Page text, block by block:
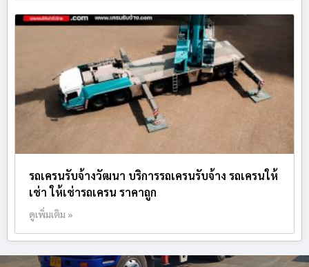
รถเครนรับจ้างวัฒนา บริการรถเครนรับจ้าง รถเครนให้
เช่า ให้เช่ารถเครน ราคาถูก
ดูเพิ่มเติม »